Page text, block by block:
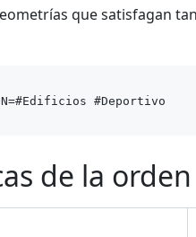
que satisfagan
de la orden